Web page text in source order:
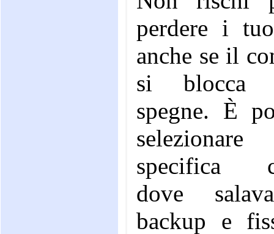
perdere i
anche se il
si
spegne. È
specifica
dove
backup e